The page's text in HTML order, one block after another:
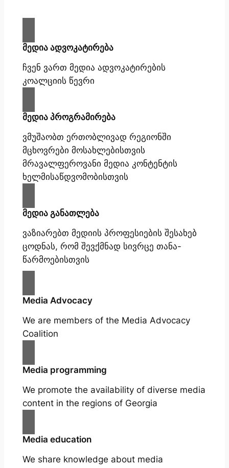
მედია ადვოკატირება
ჩვენ ვართ მედია ადვოკატირების
კოალციის წევრი
მედია პროგრამირება
ვმუშაობთ ერთობლივად რეგიონში
მცხოვრები მოსახლებისთვის
მრავალფეროვანი მედია კონტენტის
ხელმისაწდვომობისთვის
მედია განათლება
ვაზიარებთ მედიის პროფესიების შესახებ
ცოდნას, რომ შევქმნად სივრცე თანა-
წარმოებისთვის
Media Advocacy
We are members of the Media Advocacy
Coalition
Media programming
We promote the availability of diverse media
content in the regions of Georgia
Media education
We share knowledge about media